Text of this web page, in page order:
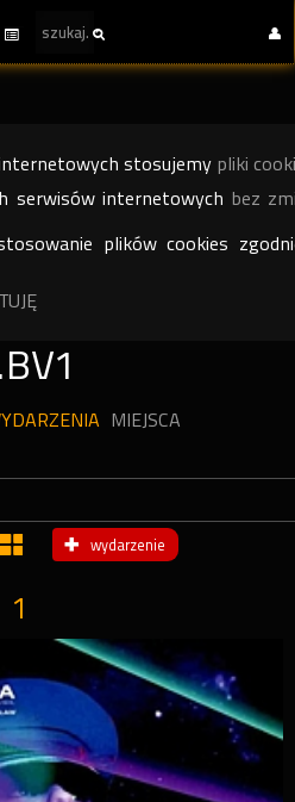
stosujemy pliki
serwisów internetowych bez
plików cookies
MIEJSCA
wydarzenie
1